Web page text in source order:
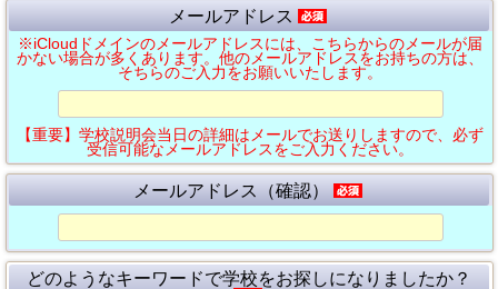
メールアドレス
※iCloudドメインのメールアドレスには、こちらからのメールが届
かない場合が多くあります。他のメールアドレスをお持ちの方は、
そちらのご入力をお願いいたします。
【重要】学校説明会当日の詳細はメールでお送りしますので、必ず
受信可能なメールアドレスをご入力ください。
メールアドレス（確認）
どのようなキーワードで学校をお探しになりましたか？